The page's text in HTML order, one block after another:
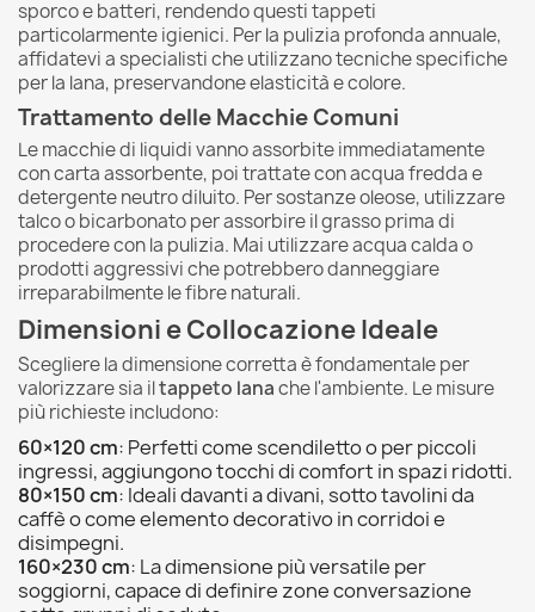
sporco e batteri, rendendo questi tappeti
particolarmente igienici. Per la pulizia profonda annuale,
affidatevi a specialisti che utilizzano tecniche specifiche
per la lana, preservandone elasticità e colore.
Trattamento delle Macchie Comuni
Le macchie di liquidi vanno assorbite immediatamente
con carta assorbente, poi trattate con acqua fredda e
detergente neutro diluito. Per sostanze oleose, utilizzare
talco o bicarbonato per assorbire il grasso prima di
procedere con la pulizia. Mai utilizzare acqua calda o
prodotti aggressivi che potrebbero danneggiare
irreparabilmente le fibre naturali.
Dimensioni e Collocazione Ideale
Scegliere la dimensione corretta è fondamentale per
valorizzare sia iltappeto lanache l'ambiente. Le misure
più richieste includono:
60×120 cm: Perfetti come scendiletto o per piccoli
ingressi, aggiungono tocchi di comfort in spazi ridotti.
80×150 cm: Ideali davanti a divani, sotto tavolini da
caffè o come elemento decorativo in corridoi e
disimpegni.
160×230 cm: La dimensione più versatile per
soggiorni, capace di definire zone conversazione